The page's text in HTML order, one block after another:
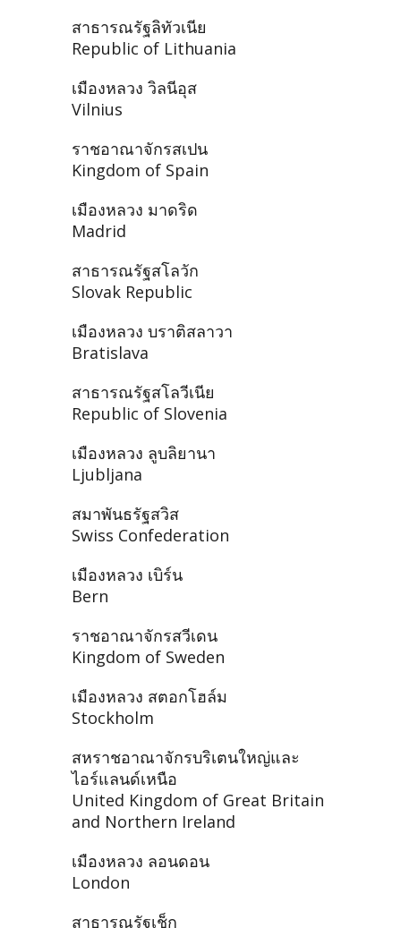
สาธารณรัฐลิทัวเนีย
Republic of Lithuania
เมืองหลวง วิลนีอุส
Vilnius
ราชอาณาจักรสเปน
Kingdom of Spain
เมืองหลวง มาดริด
Madrid
สาธารณรัฐสโลวัก
Slovak Republic
เมืองหลวง บราติสลาวา
Bratislava
สาธารณรัฐสโลวีเนีย
Republic of Slovenia
เมืองหลวง ลูบลิยานา
Ljubljana
สมาพันธรัฐสวิส
Swiss Confederation
เมืองหลวง เบิร์น
Bern
ราชอาณาจักรสวีเดน
Kingdom of Sweden
เมืองหลวง สตอกโฮล์ม
Stockholm
สหราชอาณาจักรบริเตนใหญ่และ
ไอร์แลนด์เหนือ
United Kingdom of Great Britain
and Northern Ireland
เมืองหลวง ลอนดอน
London
สาธารณรัฐเช็ก